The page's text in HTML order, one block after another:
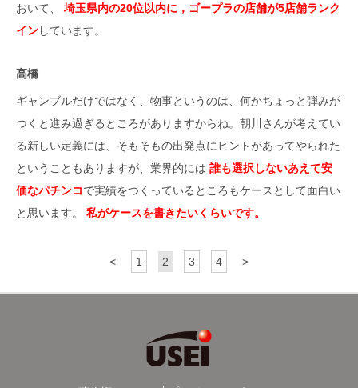
おいて、 埼玉県内の20位以内に，ゴープラの店舗が5店舗ランク
インしています。
高橋
ギャンブルだけではなく、物事というのは、何かちょっと弾みが
つくと進み過ぎるところがありますからね。朝川さんが考えてい
る新しい定義には、そもそもの出発点にヒントがあってやられた
ということもありますが、業界的には 誰も選択しないあえて安
価なパチンコで実績をつくっているところもケースとして面白い
と思います。 私がケースを書きたいくらいです。
< 1 2 3 4 >